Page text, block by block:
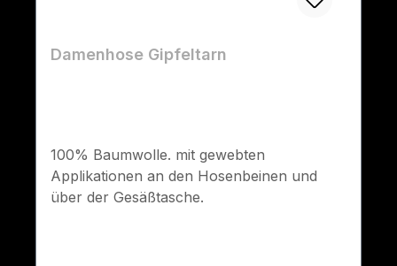
Damenhose Gipfeltarn
100% Baumwolle. mit gewebten
Applikationen an den Hosenbeinen und
über der Gesäßtasche.